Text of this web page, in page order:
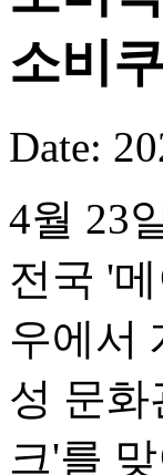
소비
Date:
4월 23
전국 '
우에서
성 문
크'를